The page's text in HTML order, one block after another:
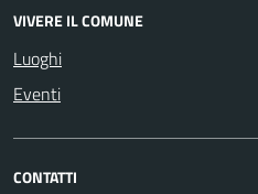
VIVERE IL COMUNE
Luoghi
Eventi
CONTATTI